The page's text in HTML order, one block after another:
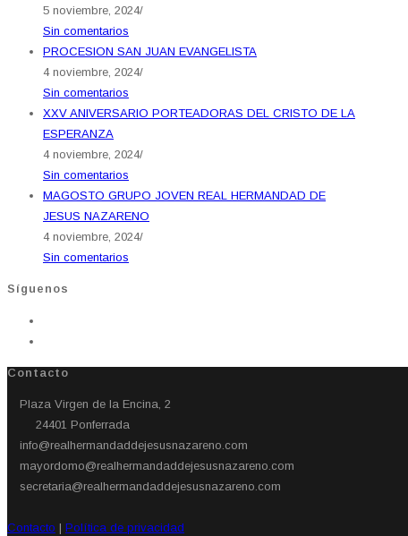
5 noviembre, 2024/
Sin comentarios
PROCESION SAN JUAN EVANGELISTA
4 noviembre, 2024/
Sin comentarios
XXV ANIVERSARIO PORTEADORAS DEL CRISTO DE LA
ESPERANZA
4 noviembre, 2024/
Sin comentarios
MAGOSTO GRUPO JOVEN REAL HERMANDAD DE
JESUS NAZARENO
4 noviembre, 2024/
Sin comentarios
Síguenos
Contacto
Plaza Virgen de la Encina, 2
24401 Ponferrada​
info@realhermandaddejesusnazareno.com
mayordomo@realhermandaddejesusnazareno.com
secretaria@realhermandaddejesusnazareno.com
Contacto | Política de privacidad